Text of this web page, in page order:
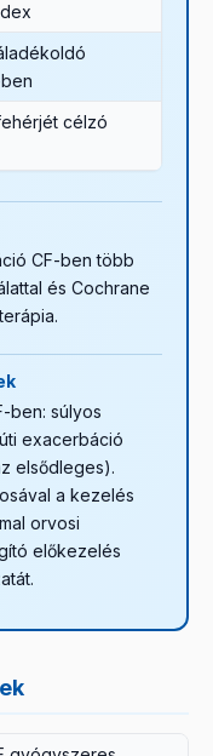
célzó
CF-ben több
és Cochrane
ben: súlyos
exacerbáció
elsődleges).
a kezelés
orvosi
előkezelés